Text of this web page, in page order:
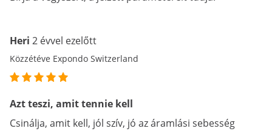
Heri 2 évvel ezelőtt
Közzétéve Expondo Switzerland
Azt teszi, amit tennie kell
Csinálja, amit kell, jól szív, jó az áramlási sebesség